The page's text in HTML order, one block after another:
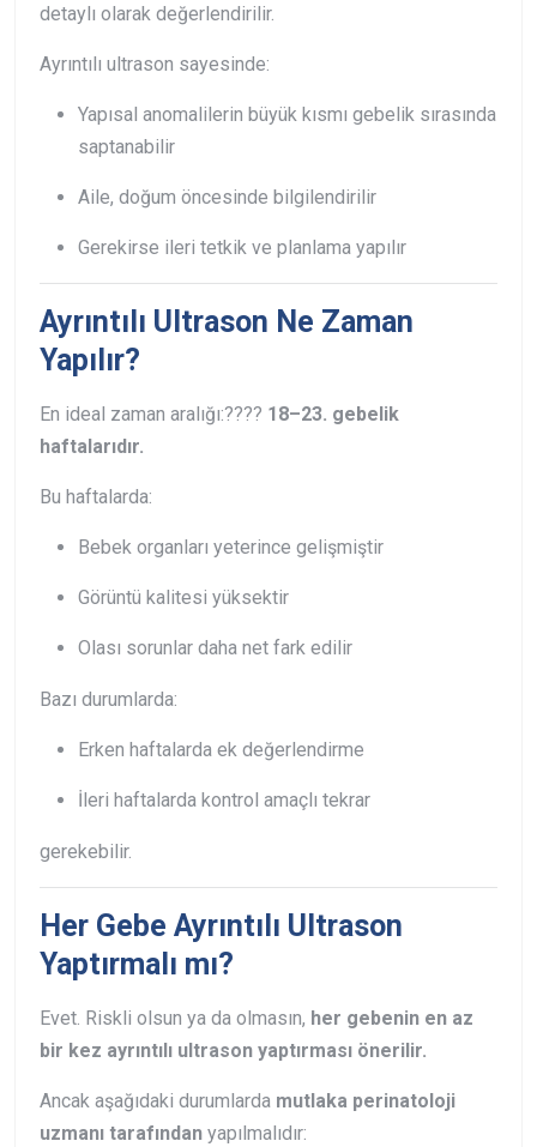
detaylı olarak değerlendirilir.
Ayrıntılı ultrason sayesinde:
Yapısal anomalilerin büyük kısmı gebelik sırasında
saptanabilir
Aile, doğum öncesinde bilgilendirilir
Gerekirse ileri tetkik ve planlama yapılır
Ayrıntılı Ultrason Ne Zaman
Yapılır?
En ideal zaman aralığı:???? 18–23. gebelik
haftalarıdır.
Bu haftalarda:
Bebek organları yeterince gelişmiştir
Görüntü kalitesi yüksektir
Olası sorunlar daha net fark edilir
Bazı durumlarda:
Erken haftalarda ek değerlendirme
İleri haftalarda kontrol amaçlı tekrar
gerekebilir.
Her Gebe Ayrıntılı Ultrason
Yaptırmalı mı?
Evet. Riskli olsun ya da olmasın, her gebenin en az
bir kez ayrıntılı ultrason yaptırması önerilir.
Ancak aşağıdaki durumlarda mutlaka perinatoloji
uzmanı tarafından yapılmalıdır: